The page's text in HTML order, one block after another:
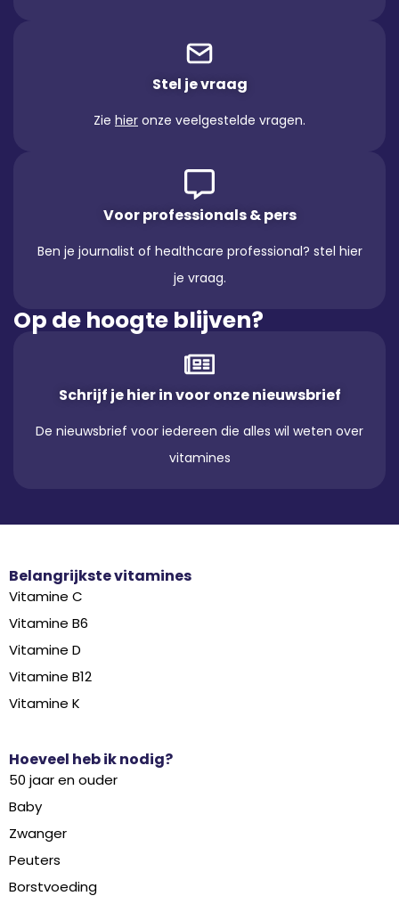
Stel je vraag
Zie hier onze veelgestelde vragen.
Voor professionals & pers
Ben je journalist of healthcare professional? stel hier
je vraag.
Op de hoogte blijven?
Schrijf je hier in voor onze nieuwsbrief
De nieuwsbrief voor iedereen die alles wil weten over
vitamines
Belangrijkste vitamines
Vitamine C
Vitamine B6
Vitamine D
Vitamine B12
Vitamine K
Hoeveel heb ik nodig?
50 jaar en ouder
Baby
Zwanger
Peuters
Borstvoeding